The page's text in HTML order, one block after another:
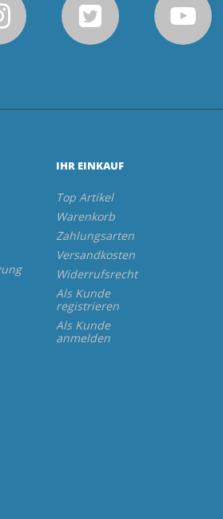
IHR EINKAUF
Top Artikel
Warenkorb
Zahlungsarten
Versandkosten
Widerrufsrecht
Als Kunde
registrieren
Als Kunde
anmelden